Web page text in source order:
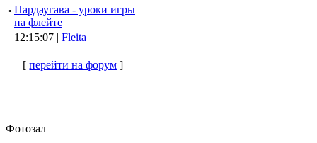
· Пардаугава - уроки игры
на флейте
12:15:07 | Fleita
[перейти на форум ]
Фотозал